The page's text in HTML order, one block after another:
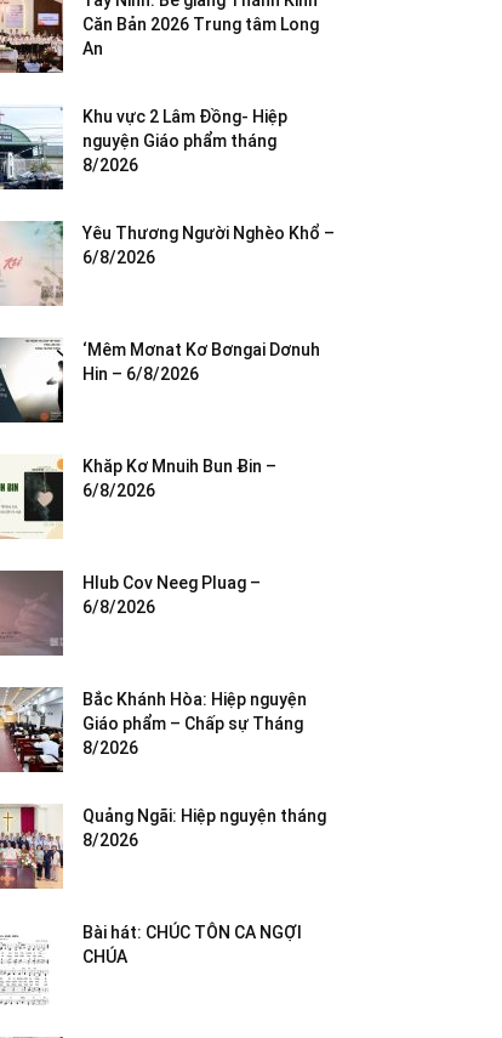
Căn Bản 2026 Trung tâm Long
An
Khu vực 2 Lâm Đồng- Hiệp
nguyện Giáo phẩm tháng
8/2026
Yêu Thương Người Nghèo Khổ –
6/8/2026
‘Mêm Mơnat Kơ Bơngai Dơnuh
Hin – 6/8/2026
Khăp Kơ Mnuih Bun Ƀin –
6/8/2026
Hlub Cov Neeg Pluag –
6/8/2026
Bắc Khánh Hòa: Hiệp nguyện
Giáo phẩm – Chấp sự Tháng
8/2026
Quảng Ngãi: Hiệp nguyện tháng
8/2026
Bài hát: CHÚC TÔN CA NGỢI
CHÚA